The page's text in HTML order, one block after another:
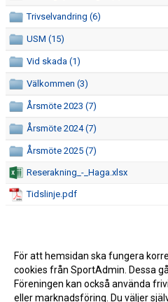
SPONSRING
HALLAR
SEKRETARIATSUTBILDNING
LEDARE
HAGA-SHOPPEN
BILDGALLERI
Trivselvandring (6)
USM (15)
Vid skada (1)
Välkommen (3)
Årsmöte 2023 (7)
Årsmöte 2024 (7)
Årsmöte 2025 (7)
Reserakning_-_Haga.xlsx
Tidslinje.pdf
För att hemsidan ska fungera
cookies från SportAdmin. Dessa
Föreningen kan också använda
eller marknadsföring. Du väljer